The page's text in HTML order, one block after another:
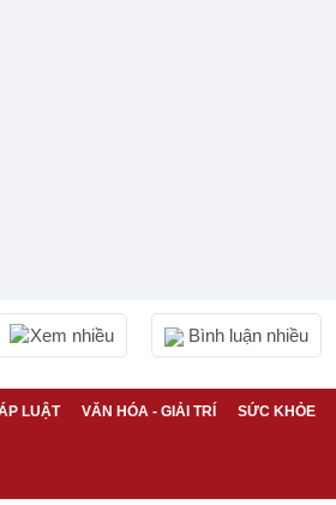
Xem nhiều Bình luận nhiều
LUẬT VĂN HÓA - GIẢI TRÍ SỨC KHỎE